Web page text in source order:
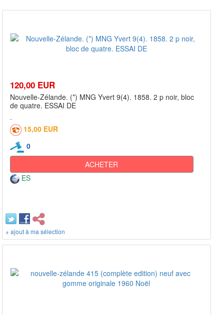
120,00 EUR
Nouvelle-Zélande. (*) MNG Yvert 9(4). 1858. 2 p noir, bloc
de quatre. ESSAI DE
15,00 EUR
0
ACHETER
ES
+ ajout à ma sélection